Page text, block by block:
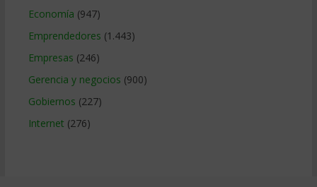
Economía (947)
Emprendedores (1.443)
Empresas (246)
Gerencia y negocios (900)
Gobiernos (227)
Internet (276)